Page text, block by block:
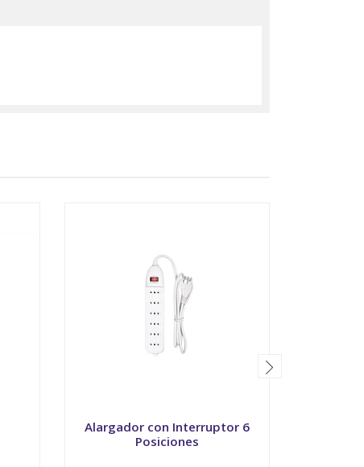
Alargador con Interruptor 6
Posiciones